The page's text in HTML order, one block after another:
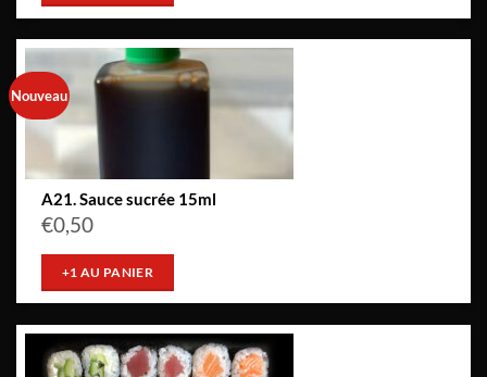
Nouveau
A21. Sauce sucrée 15ml
€0,50
+1 AU PANIER